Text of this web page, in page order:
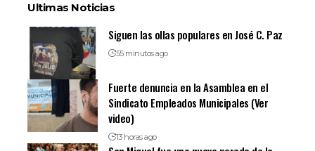
Ultimas Noticias
Siguen las ollas populares en José C. Paz
55 minutos ago
Fuerte denuncia en la Asamblea en el
Sindicato Empleados Municipales (Ver
video)
13 horas ago